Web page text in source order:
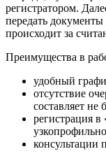
регистратором.
передать
происходит за
Преимущества в
удобный
отсутствие
составляет не
регистрация